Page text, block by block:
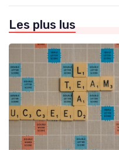
Les plus lus